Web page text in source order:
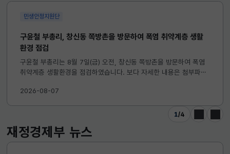
민생안정지원단
구윤철 부총리, 창신동 쪽방촌을 방문하여 폭염 취약계층 생활
환경 점검
구윤철 부총리는 8월 7일(금) 오전, 창신동 쪽방촌을 방문하여 폭염
취약계층 생활환경을 점검하였습니다. 보다 자세한 내용은 첨부파일
2026-08-07
1/4
이전 다음
재정경제부 뉴스